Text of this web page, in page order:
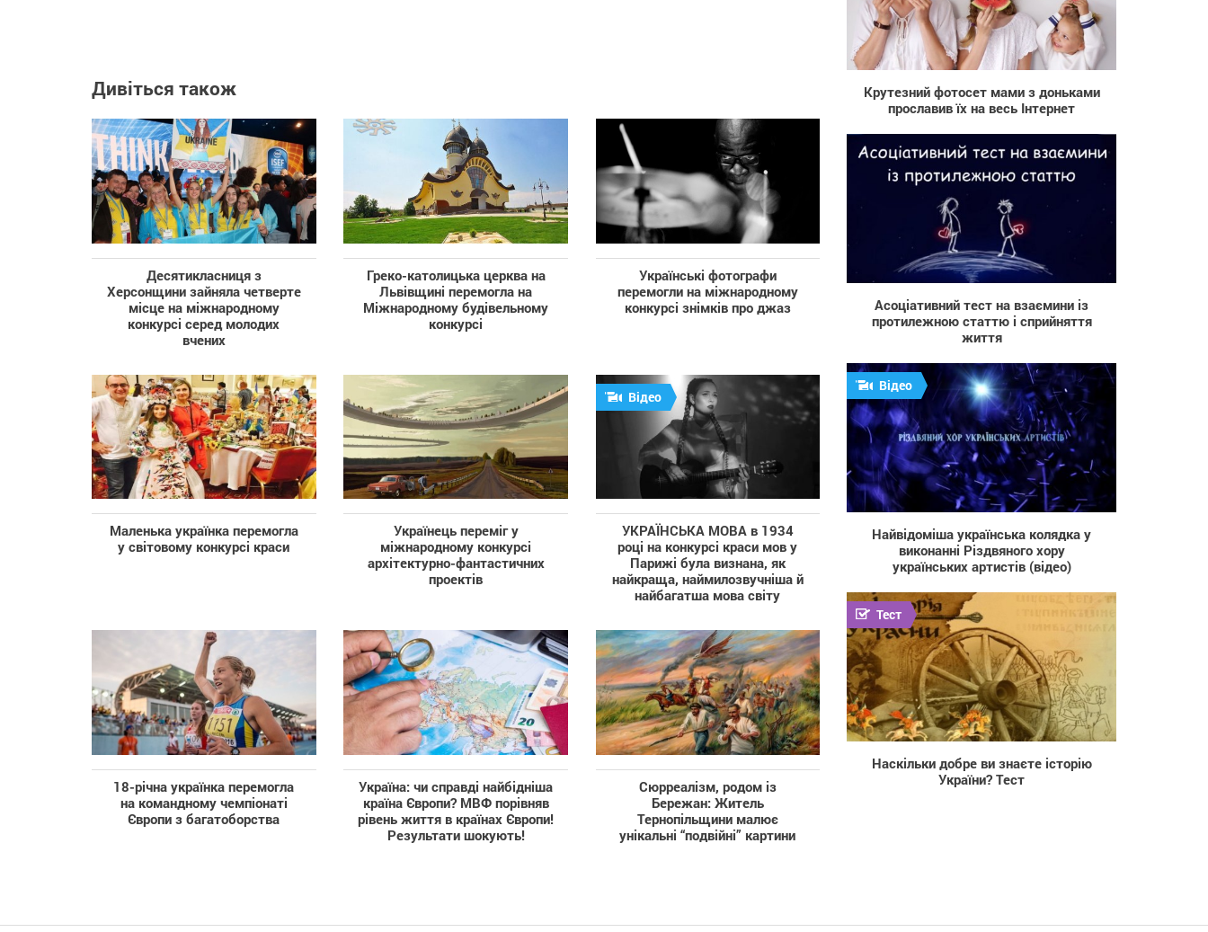
Дивіться також
Десятикласниця з
Херсонщини зайняла четверте
місце на міжнародному
конкурсі серед молодих
вчених
Греко-католицька церква на
Львівщині перемогла на
Міжнародному будівельному
конкурсі
Українські фотографи
перемогли на міжнародному
конкурсі знімків про джаз
Маленька українка перемогла
у світовому конкурсі краси
Українець переміг у
міжнародному конкурсі
архітектурно-фантастичних
проектів
Відео
УКРАЇНСЬКА МОВА в 1934
році на конкурсі краси мов у
Парижі була визнана, як
найкраща, наймилозвучніша й
найбагатша мова світу
18-річна українка перемогла
на командному чемпіонаті
Європи з багатоборства
Україна: чи справді найбідніша
країна Європи? МВФ порівняв
рівень життя в країнах Європи!
Результати шокують!
Сюрреалізм, родом із
Бережан: Житель
Тернопільщини малює
унікальні “подвійні” картини
1 652
Крутезний фотосет мами з доньками
прославив їх на весь Інтернет
Асоціативний тест на взаємини із
протилежною статтю і сприйняття
життя
Відео
Найвідоміша українська колядка у
виконанні Різдвяного хору
українських артистів (відео)
11 590
Тест
Наскільки добре ви знаєте історію
України? Тест